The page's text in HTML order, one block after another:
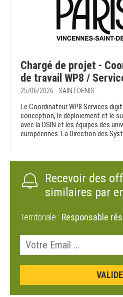
Chargé de projet -
de travail WP8 /
25/06/2026 - SAINT-DENIS
Le Coordinateur WP8 Services
conception, le déploiement et le
avec la DSIN et les équipes des
européennes. La Direction des
Recevoir des
similaires par
Territoriale : Responsable